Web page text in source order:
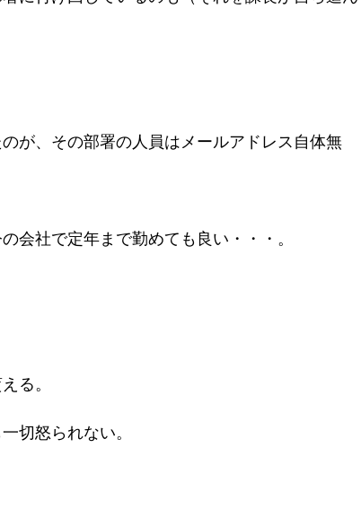
が、その部署の人員はメールアドレス自体無
会社で定年まで勤めても良い・・・。
る。
切怒られない。